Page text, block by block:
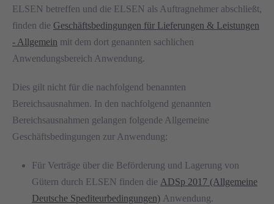
ELSEN betreffen und die ELSEN als Auftragnehmer abschließt,
finden die Geschäftsbedingungen für Lieferungen & Leistungen
- Allgemein mit dem dort genannten sachlichen
Anwendungsbereich Anwendung.
Dies gilt nicht für die nachfolgend benannten
Bereichsausnahmen. In den nachfolgend genannten
Bereichsausnahmen gelangen folgende Allgemeine
Geschäftsbedingungen zur Anwendung:
Für Verträge über die Beförderung und Lagerung von
Gütern durch ELSEN finden die ADSp 2017 (Allgemeine
Deutsche Spediteurbedingungen) Anwendung.